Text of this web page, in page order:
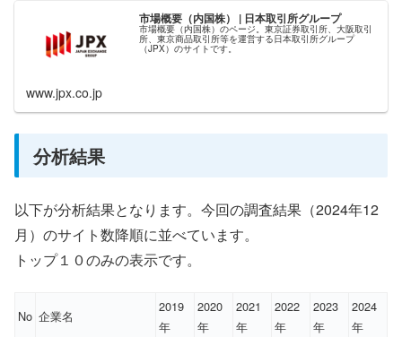
市場概要（内国株） | 日本取引所グループ
市場概要（内国株）のページ。東京証券取引所、大阪取引
所、東京商品取引所等を運営する日本取引所グループ
（JPX）のサイトです。
www.jpx.co.jp
分析結果
以下が分析結果となります。今回の調査結果（2024年12
月）のサイト数降順に並べています。
トップ１０のみの表示です。
No 企業名
2019
年
2020
年
2021
年
2022
年
2023
年
2024
年